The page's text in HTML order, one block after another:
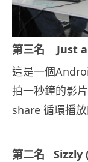
第三名 Just a
這是一個
拍一秒鐘的影
share 循環播
第二名 Sizzly